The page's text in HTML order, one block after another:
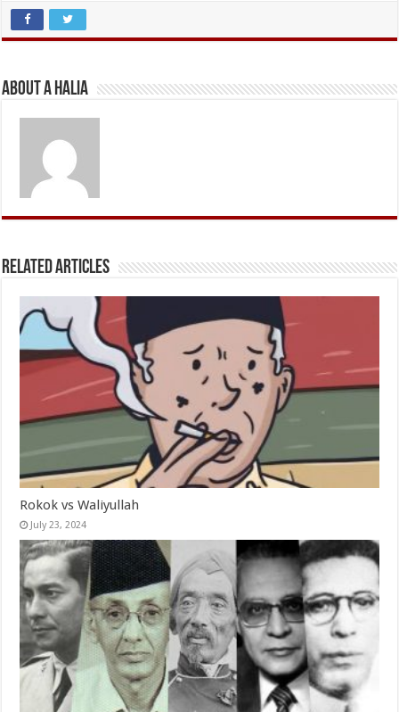
About A Halia
Related Articles
Rokok vs Waliyullah
July 23, 2024